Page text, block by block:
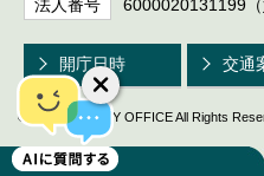
法人番号 6000020131199（
開庁日時 交通
© ITABASHI CITY OFFICE All Rights